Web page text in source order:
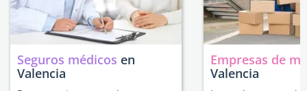
Seguros médicos en
Valencia
Empresas de
Valencia